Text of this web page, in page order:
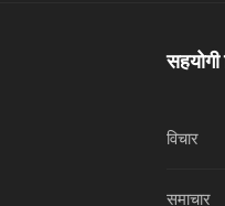
विचार
समाचार